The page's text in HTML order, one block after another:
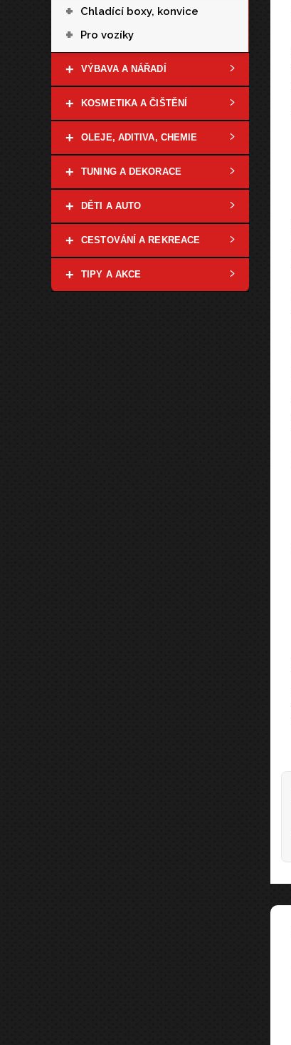
+ Chladící boxy, konvice
+ Pro vozíky
+ VÝBAVA A NÁŘADÍ
+ KOSMETIKA A ČIŠTĚNÍ
+ OLEJE, ADITIVA, CHEMIE
+ TUNING A DEKORACE
+ DĚTI A AUTO
+ CESTOVÁNÍ A REKREACE
+ TIPY A AKCE